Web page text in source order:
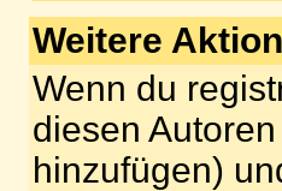
Weitere
Wenn du
diesen
hinzufügen)